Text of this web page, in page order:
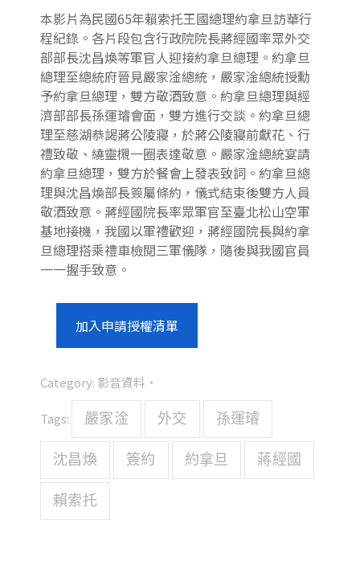
本影片為民國65年賴索托王國總理約拿旦訪華行
程紀錄。各片段包含行政院院長蔣經國率眾外交
部部長沈昌煥等軍官人迎接約拿旦總理。約拿旦
總理至總統府晉見嚴家淦總統，嚴家淦總統授勳
予約拿旦總理，雙方敬酒致意。約拿旦總理與經
濟部部長孫運璿會面，雙方進行交談。約拿旦總
理至慈湖恭謁蔣公陵寢，於蔣公陵寢前獻花、行
禮致敬、繞靈櫬一圈表達敬意。嚴家淦總統宴請
約拿旦總理，雙方於餐會上發表致詞。約拿旦總
理與沈昌煥部長簽屬條約，儀式結束後雙方人員
敬酒致意。蔣經國院長率眾軍官至臺北松山空軍
基地接機，我國以軍禮歡迎，蔣經國院長與約拿
旦總理搭乘禮車檢閱三軍儀隊，隨後與我國官員
一一握手致意。
加入申請授權清單
Category: 影音資料
Tags: 嚴家淦 外交 孫運璿
沈昌煥 簽約 約拿旦 蔣經國
賴索托